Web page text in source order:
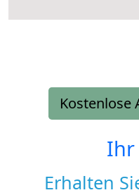
Kostenlose
Ihr
Erhalten